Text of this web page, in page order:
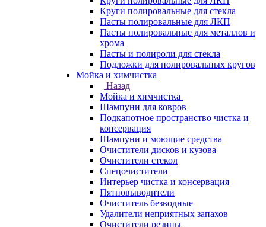
Круги полировальные для стекла
Пасты полировальные для ЛКП
Пасты полировальные для металлов и
хрома
Пасты и полироли для стекла
Подложки для полировальных кругов
Мойка и химчистка
Назад
Мойка и химчистка
Шампуни для ковров
Подкапотное пространство чистка и
консервация
Шампуни и моющие средства
Очистители дисков и кузова
Очистители стекол
Спецочистители
Интерьер чистка и консервация
Пятновыводители
Очиститель безводные
Удалители неприятных запахов
Очистители резины